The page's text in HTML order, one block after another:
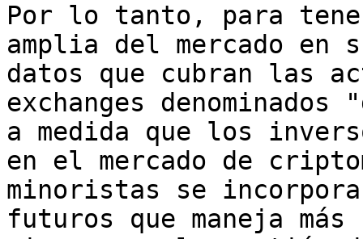
Por lo tanto, para
amplia del mercado en
datos que cubran las
exchanges denominados
a medida que los
en el mercado de
minoristas se
futuros que maneja